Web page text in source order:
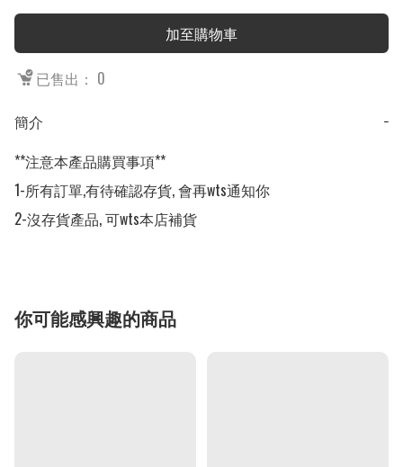
加至購物車
已售出： 0
簡介
−
**注意本產品購買事項**
1-所有訂單,有待確認存貨, 會再wts通知你
2-沒存貨產品, 可wts本店補貨
你可能感興趣的商品